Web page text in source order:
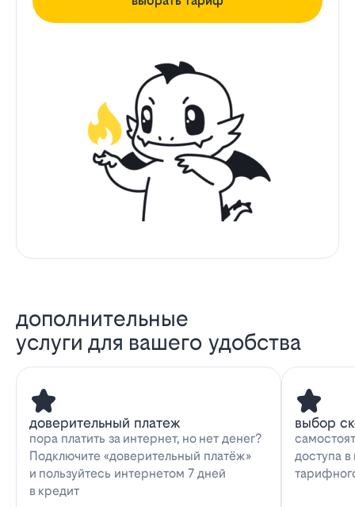
дополнительные
услуги для вашего удобства
доверительный платеж
пора платить за интернет, но нет денег?
Подключите «доверительный платёж»
и пользуйтесь интернетом 7 дней
в кредит
выбор
доступа